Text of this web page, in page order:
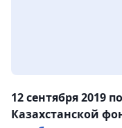
12 сентября 2019
Казахстанской